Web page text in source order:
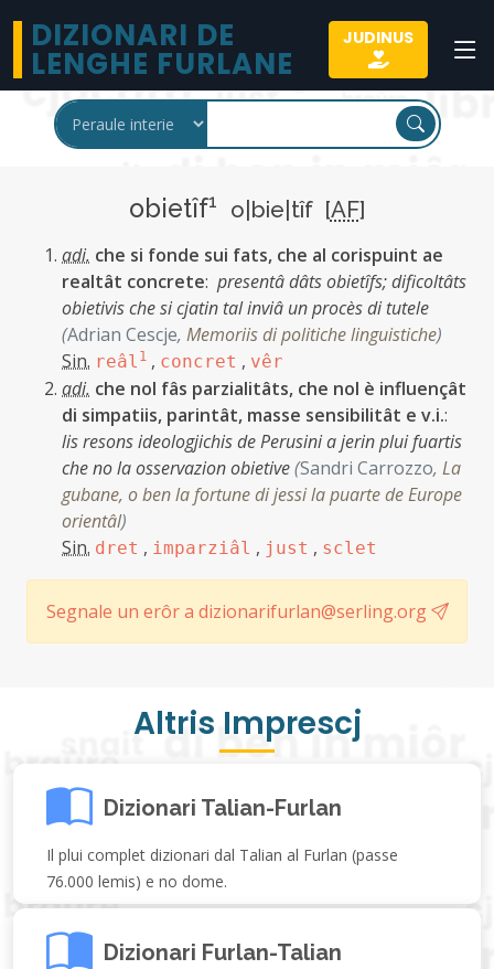
DIZIONARI DE
LENGHE FURLANE
JUDINUS
obietîf1 o|bie|tîf [AF]
adi. che si fonde sui fats, che al corispuint ae
realtât concrete: presentâ dâts obietîfs;dificoltâts
obietivis che si cjatin tal inviâ un procès di tutele
(Adrian Cescje, Memoriis di politiche linguistiche)
Sin. reâl 1 , concret , vêr
adi. che nol fâs parzialitâts, che nol è influençât
di simpatiis, parintât, masse sensibilitât e v.i.:
lis resons ideologjichis de Perusini a jerin plui fuartis
che no la osservazion obietive(Sandri Carrozzo, La
gubane, o ben la fortune di jessi la puarte de Europe
orientâl)
Sin. dret , imparziâl , just , sclet
Segnale un erôr a dizionarifurlan@serling.org
Altris Imprescj
Dizionari Talian-Furlan
Il plui complet dizionari dal Talian al Furlan (passe
76.000 lemis) e no dome.
Dizionari Furlan-Talian